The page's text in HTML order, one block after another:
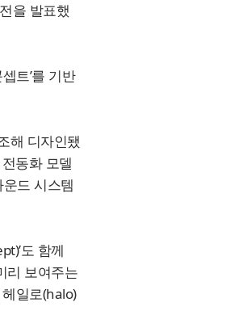
을 발표했
트’를 기반
해 디자인됐
동화 모델
드 시스템
도 함께
리 보여주는
일로(halo)